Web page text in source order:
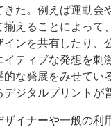
きた。例えば運動会
揃えることによって
インを共有したり、
イティブな発想を刺
的な発展をみせて
デジタルプリントが
ザイナーや一般の利